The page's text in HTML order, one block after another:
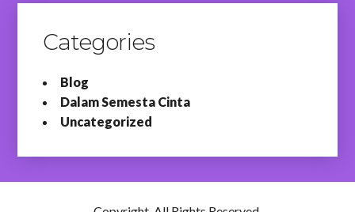
Categories
Blog
Dalam Semesta Cinta
Uncategorized